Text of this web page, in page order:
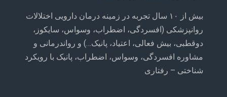
بیش از ۱۰ سال تجربه در زمینه درمان دارویی اختلالات
روانپزشکی (افسردگی، اضطراب، وسواس، سایکوز،
دوقطبی، بیش فعالی، اعتیاد، پانیک…) و رواندرمانی و
مشاوره افسردگی، وسواس، اضطراب، پانیک با رویکرد
شناختی – رفتاری